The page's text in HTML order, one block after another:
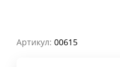
Артикул: 00615